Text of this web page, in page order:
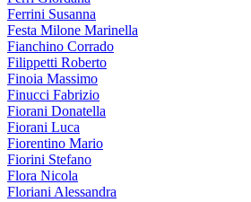
Ferrini Susanna
Festa Milone Marinella
Fianchino Corrado
Filippetti Roberto
Finoia Massimo
Finucci Fabrizio
Fiorani Donatella
Fiorani Luca
Fiorentino Mario
Fiorini Stefano
Flora Nicola
Floriani Alessandra